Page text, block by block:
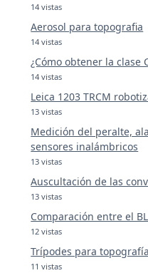
14 vistas
Aerosol para topografia
14 vistas
¿Cómo obtener la clase
14 vistas
Leica 1203 TRCM
13 vistas
Medición del peralte,
sensores inalámbricos
13 vistas
Auscultación de las
13 vistas
Comparación entre el
12 vistas
Trípodes para
11 vistas